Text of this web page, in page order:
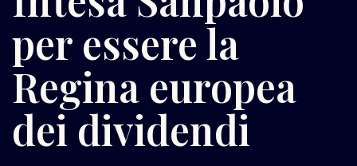
per essere la
Regina europea
dei dividendi